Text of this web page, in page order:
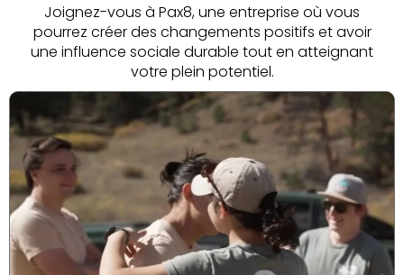
Joignez-vous à Pax8, une entreprise où vous
pourrez créer des changements positifs et avoir
une influence sociale durable tout en atteignant
votre plein potentiel.